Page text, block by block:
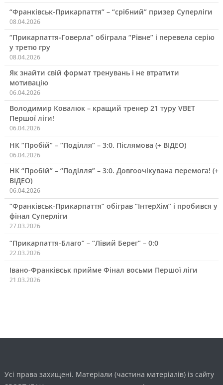
“Франківськ-Прикарпаття” – “срібний” призер Суперліги
08.04.2026
“Прикарпаття-Говерла” обіграла “Рівне” і перевела серію
у третю гру
08.04.2026
Як знайти свій формат тренувань і не втратити
мотивацію
06.04.2026
Володимир Ковалюк – кращий тренер 21 туру VBET
Першої ліги!
06.04.2026
НК “Пробій” – “Поділля” – 3:0. Післямова (+ ВІДЕО)
06.04.2026
НК “Пробій” – “Поділля” – 3:0. Довгоочікувана перемога! (+
ВІДЕО)
06.04.2026
“Франківськ-Прикарпаття” обіграв “ІнтерХім” і пробився у
фінал Суперліги
27.03.2026
“Прикарпаття-Благо” – “Лівий Берег” – 0:0
22.03.2026
Івано-Франківськ прийме Фінал восьми Першої ліги
21.03.2026
Усі права захищені. Матеріали (частина матеріалів) із сайту